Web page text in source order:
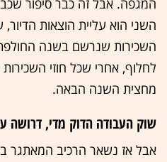
המגפה. אבל זה כבר סיפור
השני הוא עליית הוצאות הדיור,
השכירות שנרשם בשנה
לחלוף, אחרי שכל חוזי
מחצית השנה הבאה.
שוק העבודה הדוק מדי, דרושה
אבל אז נשאר הרכיב המאתגר